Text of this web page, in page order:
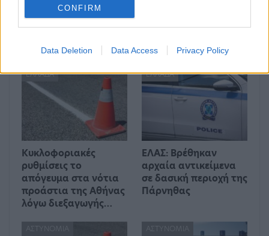
CONFIRM
Data Deletion Data Access Privacy Policy
ΕΛΛΆΔΑ
Kυκλοφοριακές
ρυθμίσεις το
απόγευμα στα νότια
προάστια της Αθήνας
λόγω διεξαγωγής…
ΕΛΛΆΔΑ
ΕΛΑΣ: Βρέθηκαν
αρχαία αντικείμενα
σε δασική περιοχή της
Πάρνηθας
ΑΣΤΥΝΟΜΊΑ ΑΣΤΥΝΟΜΊΑ